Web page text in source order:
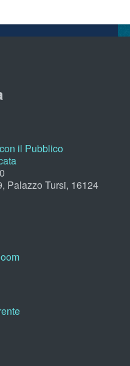
il Pubblico
Palazzo Tursi, 16124